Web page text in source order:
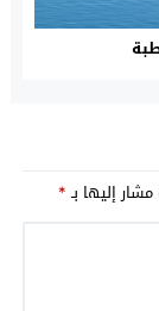
إليها بـ*